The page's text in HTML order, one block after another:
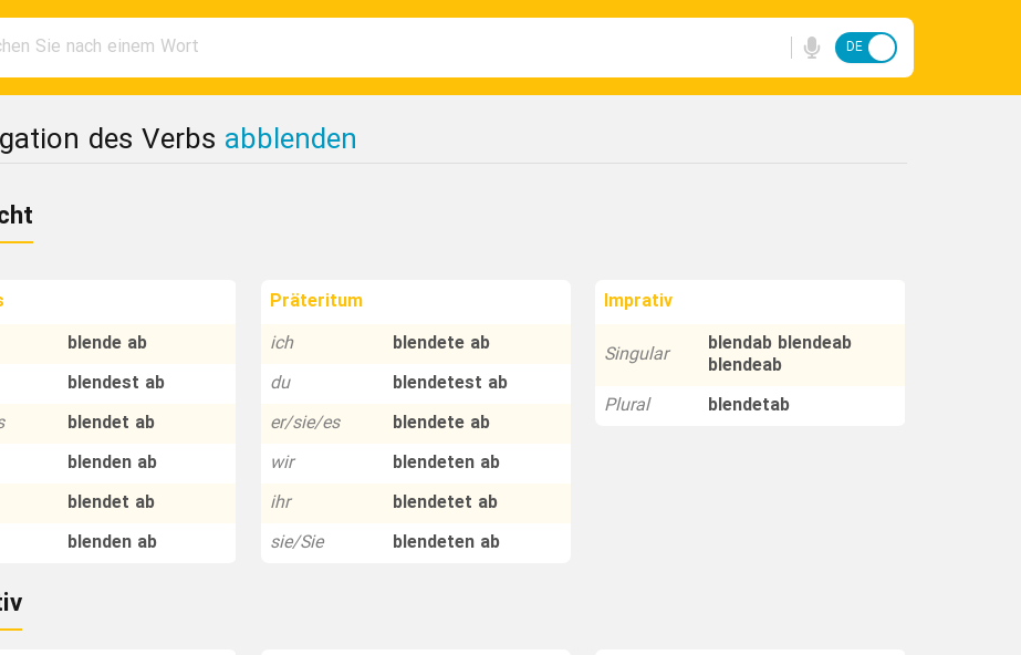
FA
DE
des Verbs abblenden
blende ab
blendest ab
blendet ab
blenden ab
blendet ab
blenden ab
Präteritum
ich
blendete ab
du
blendetest ab
er/sie/es
blendete ab
wir
blendeten ab
ihr
blendetet ab
sie/Sie
blendeten ab
Imprativ
Singular
blendab blendeab
blendeab
Plural
blendetab